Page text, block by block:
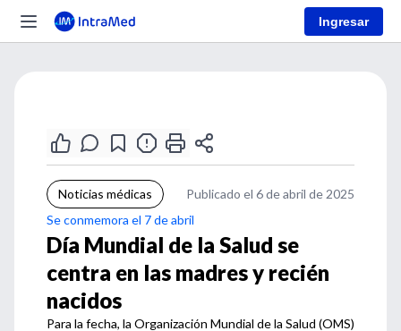
Ingresar
Noticias médicas
Publicado el 6 de abril de 2025
Se conmemora el 7 de abril
Día Mundial de la Salud se
centra en las madres y recién
nacidos
Para la fecha, la Organización Mundial de la Salud (OMS)